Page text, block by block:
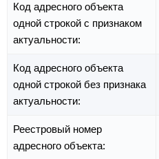
Код адресного объекта
одной строкой с признаком
актуальности:
Код адресного объекта
одной строкой без признака
актуальности:
Реестровый номер
адресного объекта: